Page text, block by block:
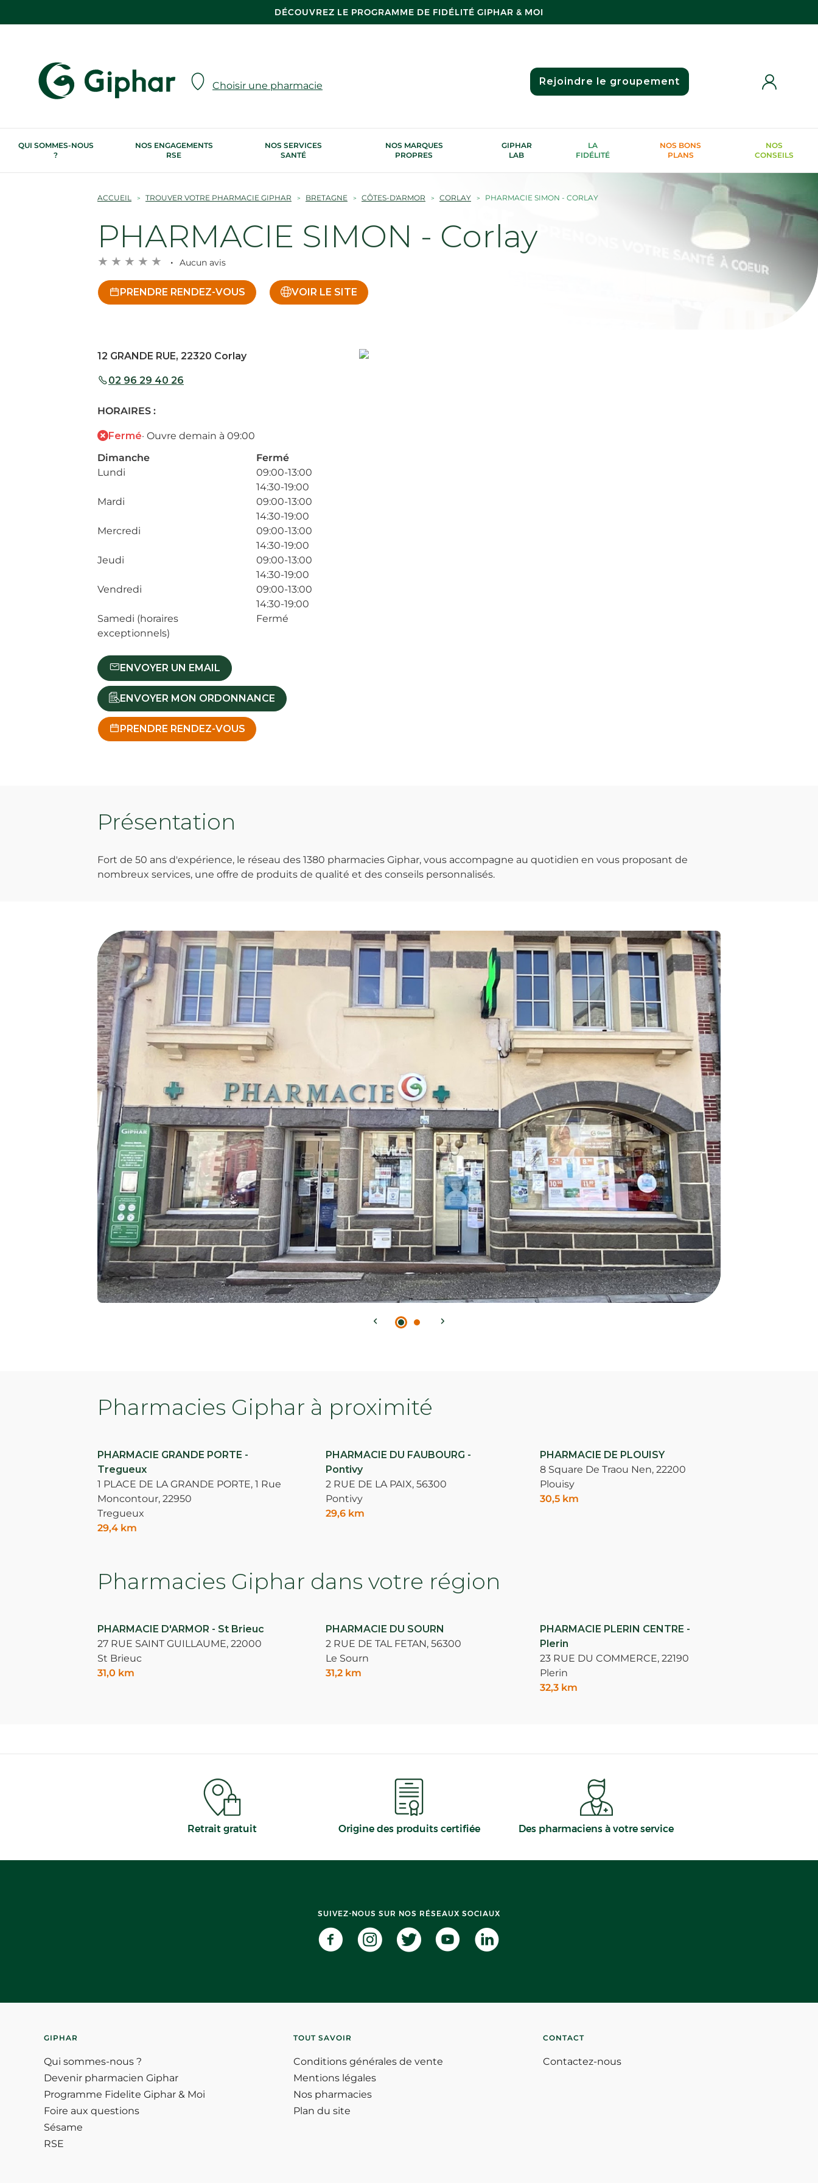
DÉCOUVREZ LE PROGRAMME DE FIDÉLITÉ GIPHAR & MOI
Choisir une pharmacie Rejoindre le groupement
QUI SOMMES-NOUS
?
NOS ENGAGEMENTS
RSE
NOS SERVICES
SANTÉ
NOS MARQUES
PROPRES
GIPHAR
LAB
LA
FIDÉLITÉ
NOS BONS
PLANS
NOS
CONSEILS
ACCUEIL TROUVER VOTRE PHARMACIE GIPHAR BRETAGNE CÔTES-D'ARMOR CORLAY PHARMACIE SIMON - CORLAY
PHARMACIE SIMON - Corlay
Aucun avis
PRENDRE RENDEZ-VOUS VOIR LE SITE
12 GRANDE RUE, 22320 Corlay
02 96 29 40 26
HORAIRES :
Fermé· Ouvre demain à 09:00
Dimanche
Fermé
Lundi
09:00-13:00
14:30-19:00
Mardi
09:00-13:00
14:30-19:00
Mercredi
09:00-13:00
14:30-19:00
Jeudi
09:00-13:00
14:30-19:00
Vendredi
09:00-13:00
14:30-19:00
Samedi (horaires
exceptionnels)
Fermé
ENVOYER UN EMAIL
ENVOYER MON ORDONNANCE
PRENDRE RENDEZ-VOUS
Présentation
Fort de 50 ans d'expérience, le réseau des 1380 pharmacies Giphar, vous accompagne au quotidien en vous proposant de
nombreux services, une offre de produits de qualité et des conseils personnalisés.
Pharmacies Giphar à proximité
PHARMACIE GRANDE PORTE -
Tregueux
1 PLACE DE LA GRANDE PORTE, 1 Rue
Moncontour, 22950
Tregueux
29,4 km
PHARMACIE DU FAUBOURG -
Pontivy
2 RUE DE LA PAIX, 56300
Pontivy
29,6 km
PHARMACIE DE PLOUISY
8 Square De Traou Nen, 22200
Plouisy
30,5 km
Pharmacies Giphar dans votre région
PHARMACIE D'ARMOR - St Brieuc
27 RUE SAINT GUILLAUME, 22000
St Brieuc
31,0 km
PHARMACIE DU SOURN
2 RUE DE TAL FETAN, 56300
Le Sourn
31,2 km
PHARMACIE PLERIN CENTRE -
Plerin
23 RUE DU COMMERCE, 22190
Plerin
32,3 km
Retrait gratuit Origine des produits certifiée Des pharmaciens à votre service
SUIVEZ-NOUS SUR NOS RÉSEAUX SOCIAUX
GIPHAR
Qui sommes-nous ?
Devenir pharmacien Giphar
Programme Fidelite Giphar & Moi
Foire aux questions
Sésame
RSE
TOUT SAVOIR
Conditions générales de vente
Mentions légales
Nos pharmacies
Plan du site
CONTACT
Contactez-nous